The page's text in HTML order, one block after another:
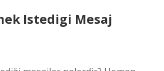
Istedigi Mesaj